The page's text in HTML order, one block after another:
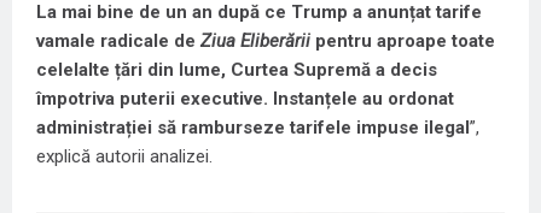
La mai bine de un an după ce Trump a anunțat tarife
vamale radicale de Ziua Eliberării pentru aproape toate
celelalte țări din lume, Curtea Supremă a decis
împotriva puterii executive. Instanțele au ordonat
administrației să ramburseze tarifele impuse ilegal”,
explică autorii analizei.